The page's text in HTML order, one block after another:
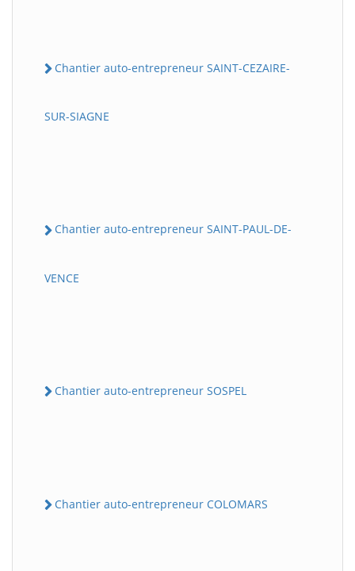
Chantier auto-entrepreneur SAINT-CEZAIRE-
SUR-SIAGNE
Chantier auto-entrepreneur SAINT-PAUL-DE-
VENCE
Chantier auto-entrepreneur SOSPEL
Chantier auto-entrepreneur COLOMARS